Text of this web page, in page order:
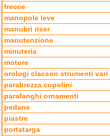
frecce
manopole leve
manubri riser
manutenzione
minuteria
motore
orologi clacson strumenti vari
parabrezza cupolini
parafanghi ornamenti
pedane
piastre
portatarga